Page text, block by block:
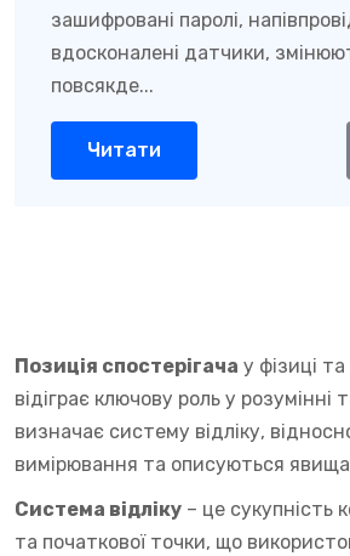
зашифровані паролі,
вдосконалені датчики,
повсякде...
Читати
Позиція спостерігача у фізиці
відіграє ключову роль у розумінні
визначає систему відліку,
вимірювання та описуються
Система відліку – це сукупність
та початкової точки, що